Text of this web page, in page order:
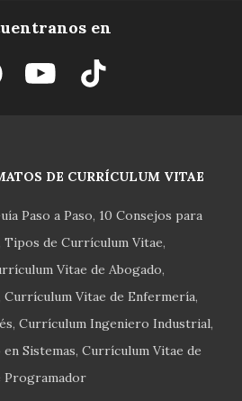
en
DE CURRÍCULUM VITAE
Paso a Paso 10 Consejos para
Tipos de Currículum Vitae
Vitae de Abogado
Currículum Vitae de Enfermería
Currículum Ingeniero Industrial
Sistemas Currículum Vitae de
Programador